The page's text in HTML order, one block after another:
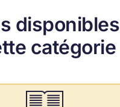
disponibles
catégorie